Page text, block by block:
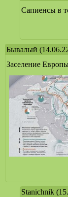
Сапиенсы в
Бывалый
Заселение
Stanichnik